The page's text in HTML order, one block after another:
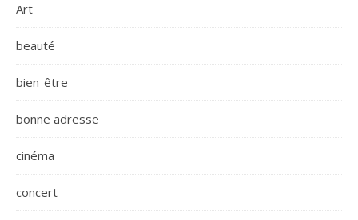
Art
beauté
bien-être
bonne adresse
cinéma
concert